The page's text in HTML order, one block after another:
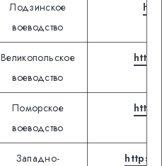
Лодзинское
воеводство
Великопольское
воеводство
Поморское
воеводство
Западно-